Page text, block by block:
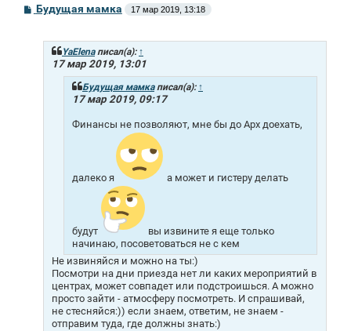
С
о
Будущая мамка 17 мар 2019, 13:18
YaElenaписал(а): ↑
17 мар 2019, 13:01
Будущая мамкаписал(а): ↑
17 мар 2019, 09:17
Финансы не позволяют, мне бы до Арх доехать,
далеко я а может и гистеру делать
будут
вы извините я еще только
начинаю, посоветоваться не с кем
Не извиняйся и можно на ты:)
Посмотри на дни приезда нет ли каких мероприятий в
центрах, может совпадет или подстроишься. А можно
просто зайти - атмосферу посмотреть. И спрашивай,
не стесняйся:)) если знаем, ответим, не знаем -
отправим туда, где должны знать:)